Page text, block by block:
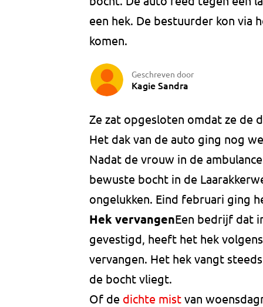
een hek. De bestuurder kon via
komen.
Geschreven door
Kagie Sandra
Ze zat opgesloten omdat ze de
Het dak van de auto ging nog
Nadat de vrouw in de
bewuste bocht in de
ongelukken. Eind februari ging
Hek vervangenEen bedrijf dat
gevestigd, heeft het hek
vervangen. Het hek vangt
de bocht vliegt.
Of de dichte mist van